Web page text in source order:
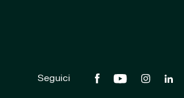
Seguici